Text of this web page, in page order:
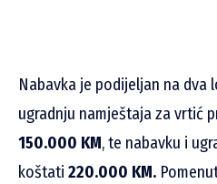
Nabavka je podijeljan na dva
ugradnju namještaja za vrtić
150.000 KM, te nabavku i
koštati 220.000 KM.